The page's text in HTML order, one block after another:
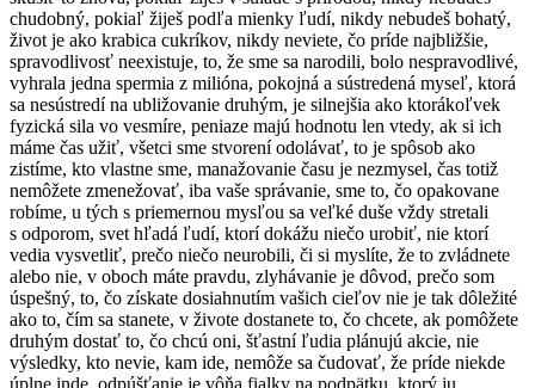
chudobný, pokiaľ žiješ podľa mienky ľudí, nikdy nebudeš bohatý,
život je ako krabica cukríkov, nikdy neviete, čo príde najbližšie,
spravodlivosť neexistuje, to, že sme sa narodili, bolo nespravodlivé,
vyhrala jedna spermia z milióna, pokojná a sústredená myseľ, ktorá
sa nesústredí na ubližovanie druhým, je silnejšia ako ktorákoľvek
fyzická sila vo vesmíre, peniaze majú hodnotu len vtedy, ak si ich
máme čas užiť, všetci sme stvorení odolávať, to je spôsob ako
zistíme, kto vlastne sme, manažovanie času je nezmysel, čas totiž
nemôžete zmenežovať, iba vaše správanie, sme to, čo opakovane
robíme, u tých s priemernou mysľou sa veľké duše vždy stretali
s odporom, svet hľadá ľudí, ktorí dokážu niečo urobiť, nie ktorí
vedia vysvetliť, prečo niečo neurobili, či si myslíte, že to zvládnete
alebo nie, v oboch máte pravdu, zlyhávanie je dôvod, prečo som
úspešný, to, čo získate dosiahnutím vašich cieľov nie je tak dôležité
ako to, čím sa stanete, v živote dostanete to, čo chcete, ak pomôžete
druhým dostať to, čo chcú oni, šťastní ľudia plánujú akcie, nie
výsledky, kto nevie, kam ide, nemôže sa čudovať, že príde niekde
úplne inde, odpúšťanie je vôňa fialky na podpätku, ktorý ju